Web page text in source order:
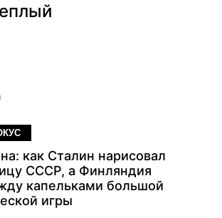
как Сталин нарисовал
СССР, а Финляндия
капельками большой
игры